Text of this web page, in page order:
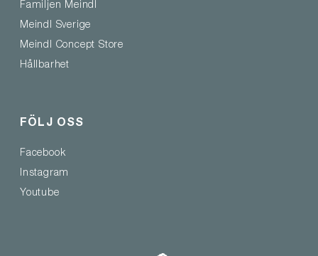
Familjen Meindl
Meindl Sverige
Meindl Concept Store
Hållbarhet
FÖLJ OSS
Facebook
Instagram
Youtube